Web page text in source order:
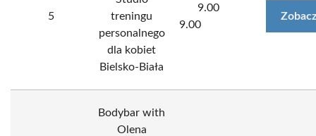
5
treningu
personalnego
dla kobiet
Bielsko-Biała
9.00
9.00
Bodybar with
Olena